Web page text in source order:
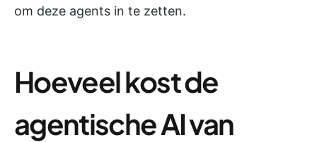
om deze agents in te zetten.
Hoeveel kost de
agentische AI van